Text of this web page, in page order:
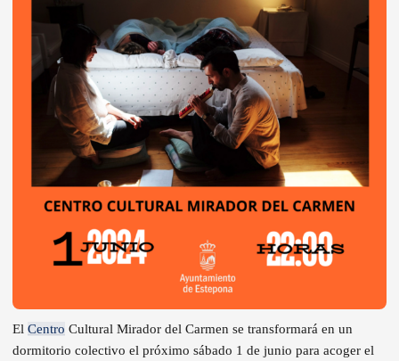
El Centro Cultural Mirador del Carmen se transformará en un
dormitorio colectivo el próximo sábado 1 de junio para acoger el